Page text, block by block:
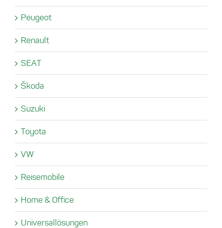
Peugeot
Renault
SEAT
Škoda
Suzuki
Toyota
VW
Reisemobile
Home & Office
Universallösungen